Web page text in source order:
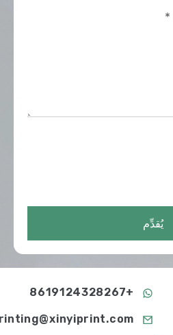
يُقدِّم
printing@xinyiprint.com